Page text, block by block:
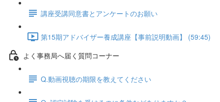
講座受講同意書とアンケートのお願い
第15期アドバイザー養成講座【事前説明動画】 (59:45)
よく事務局へ届く質問コーナー
Q.動画視聴の期限を教えてください